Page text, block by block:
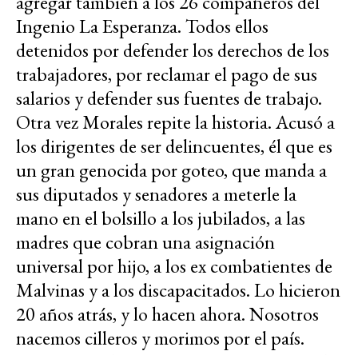
Ingenio La Esperanza. Todos ellos
detenidos por defender los derechos de los
trabajadores, por reclamar el pago de sus
salarios y defender sus fuentes de trabajo.
Otra vez Morales repite la historia. Acusó a
los dirigentes de ser delincuentes, él que es
un gran genocida por goteo, que manda a
sus diputados y senadores a meterle la
mano en el bolsillo a los jubilados, a las
madres que cobran una asignación
universal por hijo, a los ex combatientes de
Malvinas y a los discapacitados. Lo hicieron
20 años atrás, y lo hacen ahora. Nosotros
nacemos cilleros y morimos por el país.